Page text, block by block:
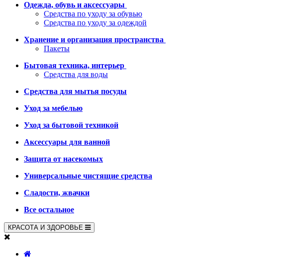
Одежда, обувь и аксессуары
Средства по уходу за обувью
Средства по уходу за одеждой
Хранение и организация пространства
Пакеты
Бытовая техника, интерьер
Средства для воды
Средства для мытья посуды
Уход за мебелью
Уход за бытовой техникой
Аксессуары для ванной
Защита от насекомых
Универсальные чистящие средства
Сладости, жвачки
Все остальное
КРАСОТА И ЗДОРОВЬЕ